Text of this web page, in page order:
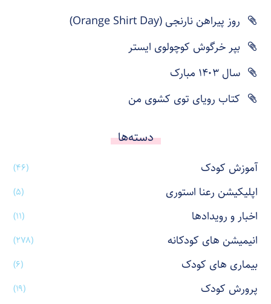
روز پیراهن نارنجی (Orange Shirt Day)
بپر خرگوش کوچولوی ایستر
سال ۱۴۰۳ مبارک
کتاب رویای توی کشوی من
دسته‌ها
آموزش کودک (۴۶)
اپلیکیشن رعنا استوری (۵)
اخبار و رویدادها (۱۱)
انیمیشن های کودکانه (۲۷۸)
بیماری های کودک (۶)
پرورش کودک (۱۹)